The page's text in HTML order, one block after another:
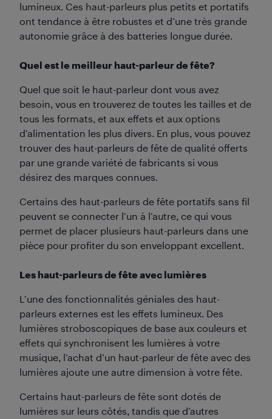
lumineux. Ces haut-parleurs plus petits et portatifs
ont tendance à être robustes et d’une très grande
autonomie grâce à des batteries longue durée.
Quel est le meilleur haut-parleur de fête?
Quel que soit le haut-parleur dont vous avez
besoin, vous en trouverez de toutes les tailles et de
tous les formats, et aux effets et aux options
d’alimentation les plus divers. En plus, vous pouvez
trouver des haut-parleurs de fête de qualité offerts
par une grande variété de fabricants si vous
désirez des marques connues.
Certains des haut-parleurs de fête portatifs sans fil
peuvent se connecter l’un à l’autre, ce qui vous
permet de placer plusieurs haut-parleurs dans une
pièce pour profiter du son enveloppant excellent.
Les haut-parleurs de fête avec lumières
L’une des fonctionnalités géniales des haut-
parleurs externes est les effets lumineux. Des
lumières stroboscopiques de base aux couleurs et
effets qui synchronisent les lumières à votre
musique, l’achat d’un haut-parleur de fête avec des
lumières ajoute une autre dimension à votre fête.
Certains haut-parleurs de fête sont dotés de
lumières sur leurs côtés, tandis que d’autres